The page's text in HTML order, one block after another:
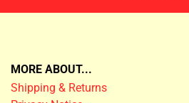
MORE ABOUT...
Shipping & Returns